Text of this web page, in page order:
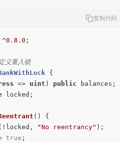
复制代码
^0.8 .0 ;
义重入锁
{
=> uint ) public balances;
locked;
( ) {
"No reentrancy" );
true ;